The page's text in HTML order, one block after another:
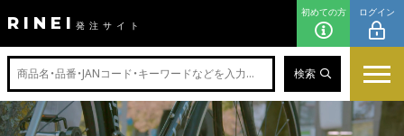
RINEI 発注サイト
初めての方 ログイン
検索